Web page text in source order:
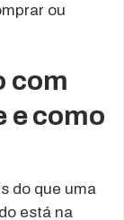
ou
com
e como
do que uma
está na